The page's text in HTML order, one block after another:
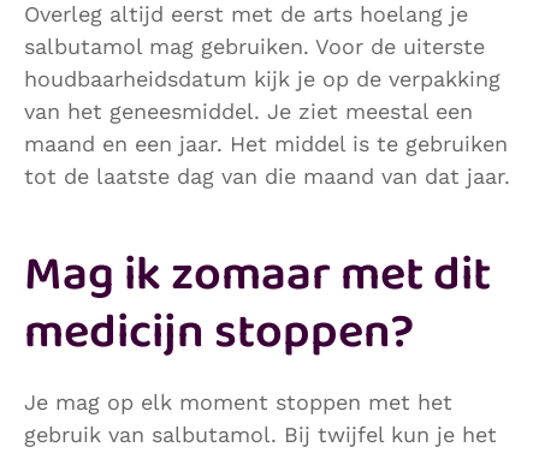
Overleg altijd eerst met de arts hoelang je
salbutamol mag gebruiken. Voor de uiterste
houdbaarheidsdatum kijk je op de verpakking
van het geneesmiddel. Je ziet meestal een
maand en een jaar. Het middel is te gebruiken
tot de laatste dag van die maand van dat jaar.
Mag ik zomaar met dit
medicijn stoppen?
Je mag op elk moment stoppen met het
gebruik van salbutamol. Bij twijfel kun je het